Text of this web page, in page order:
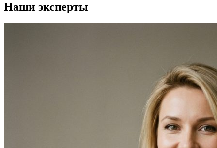
Наши эксперты